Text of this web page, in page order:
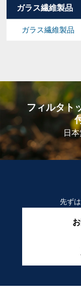
ガラス繊維製品
ガラス繊維製品
フィルタト
日
先ず